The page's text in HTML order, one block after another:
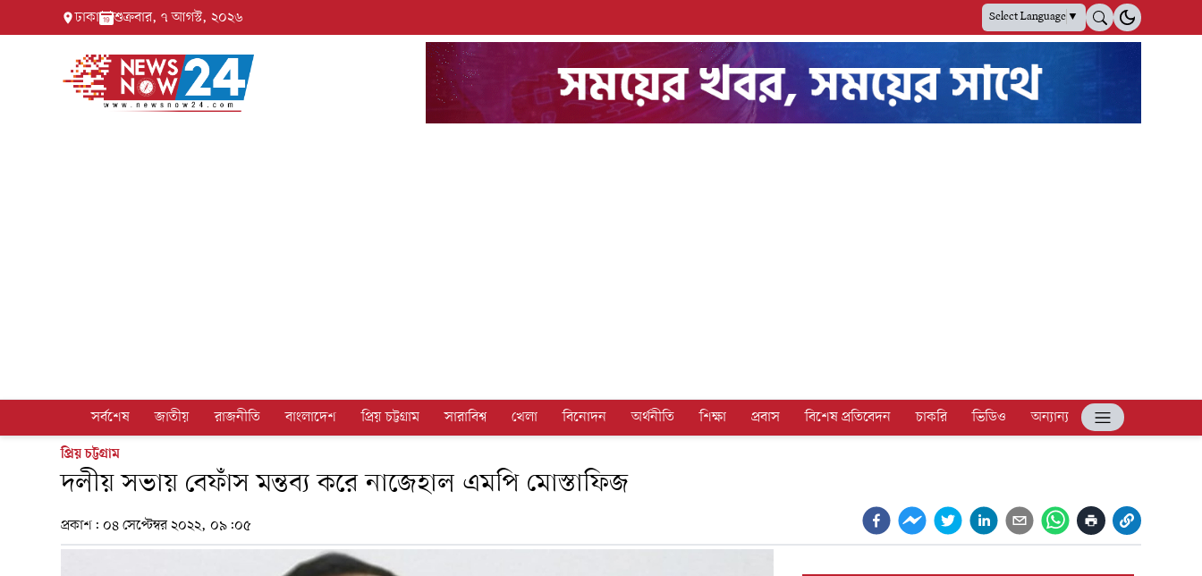
ঢাকা শুক্রবার, ৭ আগস্ট, ২০২৬ Select Language▼
সর্বশেষ জাতীয় রাজনীতি বাংলাদেশ প্রিয় চট্টগ্রাম সারাবিশ্ব খেলা বিনোদন অর্থনীতি শিক্ষা প্রবাস বিশেষ প্রতিবেদন চাকরি ভিডিও
অন্যান্য
প্রিয় চট্টগ্রাম
দলীয় সভায় বেফাঁস মন্তব্য করে নাজেহাল এমপি মোস্তাফিজ
প্রকাশ: ০৪ সেপ্টেম্বর ২০২২, ০৯:০৫